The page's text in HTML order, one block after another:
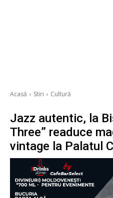
Acasă Stiri Cultură
Jazz autentic, la
Three” readuce
vintage la Palatul